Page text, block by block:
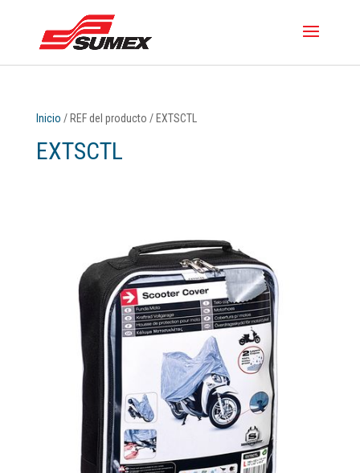
Inicio / REF del producto / EXTSCTL
EXTSCTL